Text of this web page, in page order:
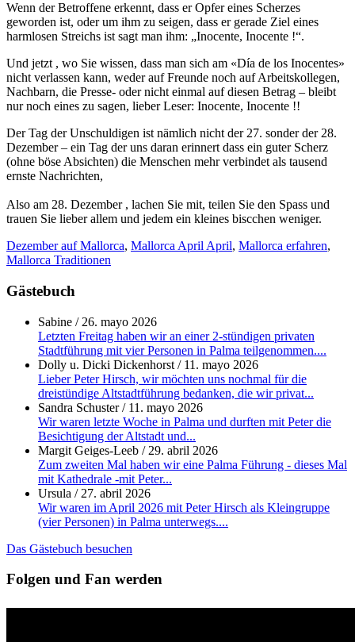
Wenn der Betroffene erkennt, dass er Opfer eines Scherzes
geworden ist, oder um ihm zu seigen, dass er gerade Ziel eines
harmlosen Streichs ist sagt man ihm: „Inocente, Inocente !“.
Und jetzt , wo Sie wissen, dass man sich am «Día de los Inocentes»
nicht verlassen kann, weder auf Freunde noch auf Arbeitskollegen,
Nachbarn, die Presse- oder nicht einmal auf diesen Betrag – bleibt
nur noch eines zu sagen, lieber Leser: Inocente, Inocente !!
Der Tag der Unschuldigen ist nämlich nicht der 27. sonder der 28.
Dezember – ein Tag der uns daran erinnert dass ein guter Scherz
(ohne böse Absichten) die Menschen mehr verbindet als tausend
ernste Nachrichten,
Also am 28. Dezember , lachen Sie mit, teilen Sie den Spass und
trauen Sie lieber allem und jedem ein kleines biscchen weniger.
Dezember auf Mallorca, Mallorca April April, Mallorca erfahren,
Mallorca Traditionen
Gästebuch
Sabine / 26. mayo 2026
Letzten Freitag haben wir an einer 2-stündigen privaten
Stadtführung mit vier Personen in Palma teilgenommen....
Dolly u. Dicki Dickenhorst / 11. mayo 2026
Lieber Peter Hirsch, wir möchten uns nochmal für die
dreistündige Altstadtführung bedanken, die wir privat...
Sandra Schuster/ 11. mayo 2026
Wir waren letzte Woche in Palma und durften mit Peter die
Besichtigung der Altstadt und...
Margit Geiges-Leeb / 29. abril 2026
Zum zweiten Mal haben wir eine Palma Führung - dieses Mal
mit Kathedrale -mit Peter...
Ursula / 27. abril 2026
Wir waren im April 2026 mit Peter Hirsch als Kleingruppe
(vier Personen) in Palma unterwegs....
Das Gästebuch besuchen
Folgen und Fan werden